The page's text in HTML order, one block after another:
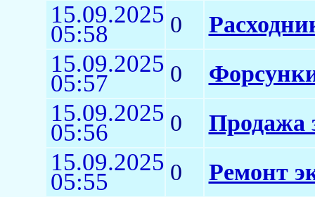
15.09.2025
05:58 0
15.09.2025
05:57 0
15.09.2025
05:56 0 Продажа
15.09.2025
05:55 0 Ремонт